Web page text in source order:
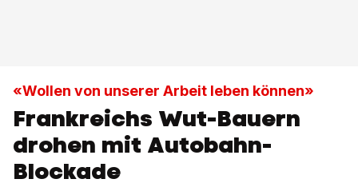
«Wollen von unserer Arbeit leben können»
Frankreichs Wut-Bauern
drohen mit Autobahn-
Blockade